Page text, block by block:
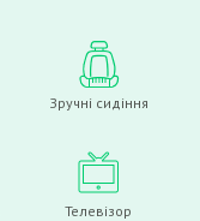
Зручні сидіння
Телевізор